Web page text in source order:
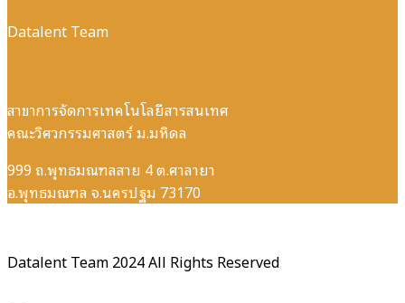
Datalent Team
สาขาการจัดการเทคโนโลยีสารสนเทศ
คณะวิศวกรรมศาสตร์ ม.มหิดล
999 ถ.พุทธมณฑลสาย 4 ต.ศาลายา
อ.พุทธมณฑล จ.นครปฐม 73170
Datalent Team 2024 All Rights Reserved